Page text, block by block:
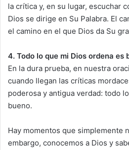
la crítica y, en su lugar, escuchar
Dios se dirige en Su Palabra. El
el camino en el que Dios da Su
4. Todo lo que mi Dios ordena es
En la dura prueba, en nuestra
cuando llegan las críticas
poderosa y antigua verdad: todo
bueno.
Hay momentos que simplemente
embargo, conocemos a Dios y